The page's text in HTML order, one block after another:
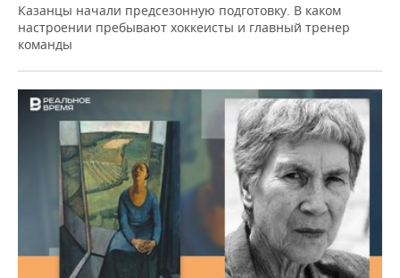
Казанцы начали предсезонную подготовку. В каком
настроении пребывают хоккеисты и главный тренер
команды